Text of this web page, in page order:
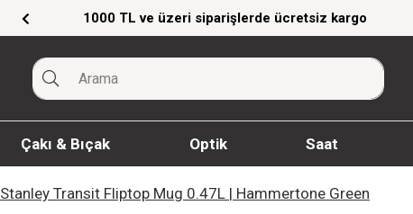
1000 TL ve üzeri siparişlerde ücretsiz kargo
Çakı & Bıçak Optik Saat
Stanley Transit Fliptop Mug 0.47L | Hammertone Green